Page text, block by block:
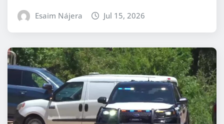
Esaim Nájera Jul 15, 2026